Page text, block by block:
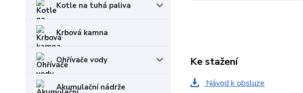
Kotle na tuhá paliva
Krbová kamna
Ohřívače vody
Akumulační nádrže
Ke stažení
Návod k obsluze